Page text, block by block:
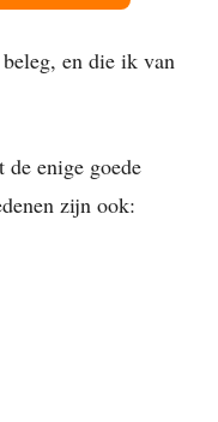
en die ik van
enige goede
zijn ook: